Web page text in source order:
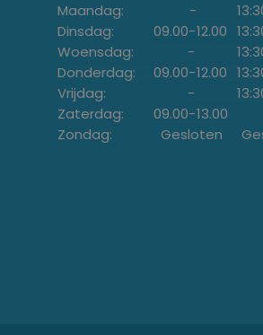
Maandag: -
Dinsdag:
09.00-12.00
Woensdag:
-
Donderdag:
09.00-12.00
Vrijdag:
-
Zaterdag:
09.00-13.00
Zondag:
Gesloten